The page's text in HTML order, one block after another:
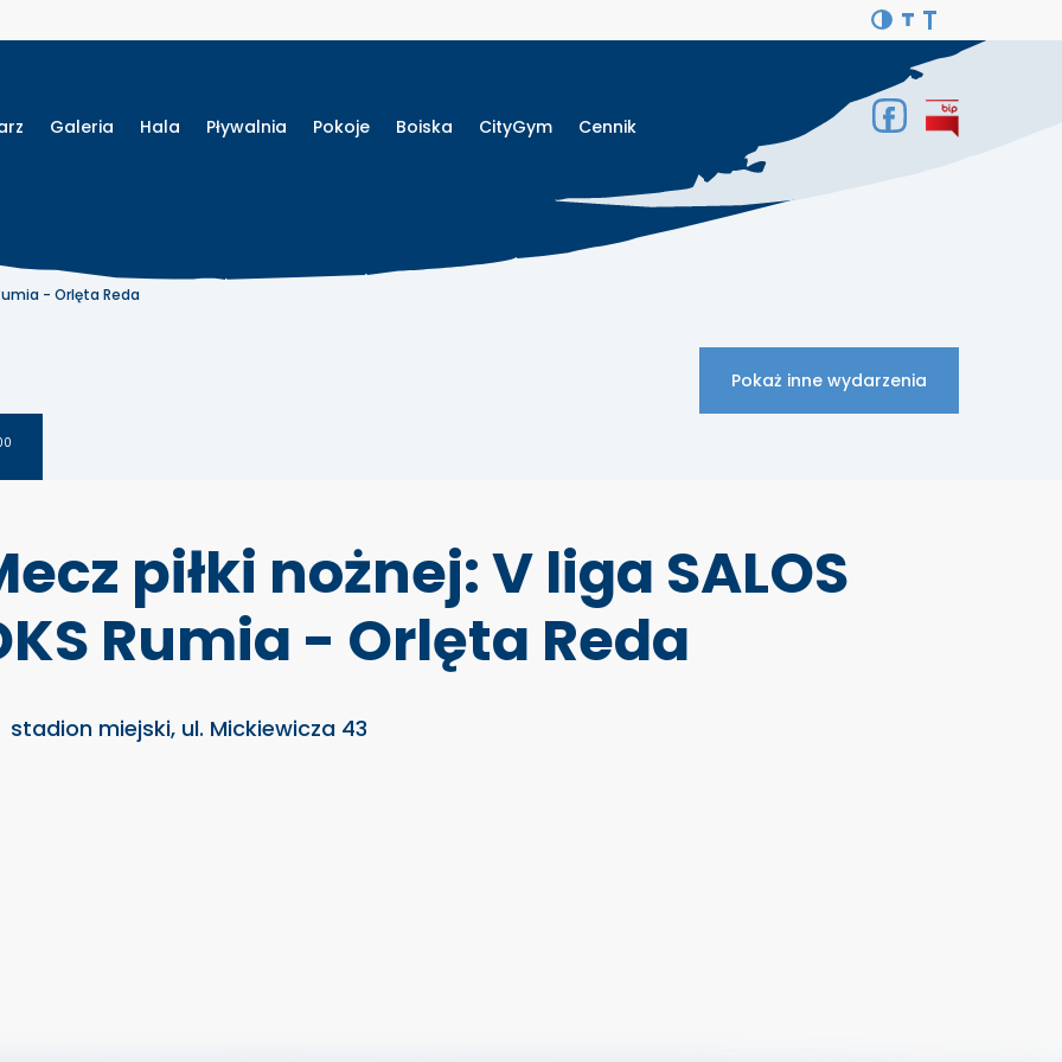
Galeria Hala Pływalnia Pokoje Boiska CityGym Cennik
- Orlęta Reda
Pokaż inne wydarzenia
piłki nożnej: V liga SALOS
Rumia - Orlęta Reda
stadion miejski, ul. Mickiewicza 43